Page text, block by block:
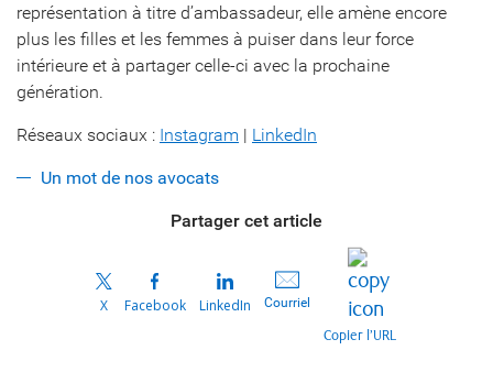
représentation à titre d’ambassadeur, elle amène encore
plus les filles et les femmes à puiser dans leur force
intérieure et à partager celle-ci avec la prochaine
génération.
Réseaux sociaux : Instagram | LinkedIn
Un mot de nos avocats
Partager cet article
X Facebook LinkedIn Courriel
Copier l’URL